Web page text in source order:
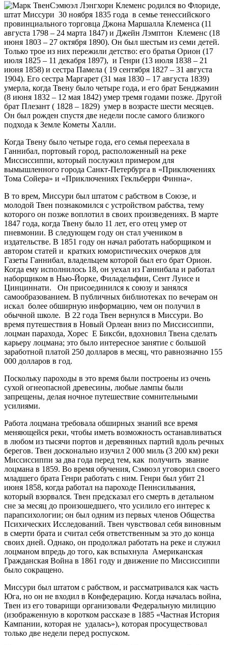
Сэмюэл Лэнгхорн Клеменс родился во Флориде,
штат Миссури 30 ноября 1835 года в семье тенессийского
провинциального торговца Джона Маршалла Клеменса (11
августа 1798 – 24 марта 1847) и Джейн Лэмптон Клеменс (18
июня 1803 – 27 октября 1890). Он был шестым из семи детей.
Только трое из них пережили детство: его братья Орион (17
июля 1825 – 11 декабря 1897), и Генри (13 июля 1838 – 21
июня 1858) и сестра Памела ( 19 сентября 1827 – 31 августа
1904). Его сестра Маргарет (31 мая 1830 – 17 августа 1839)
умерла, когда Твену было четыре года, и его брат Бенджамин
(8 июня 1832 – 12 мая 1842) умер тремя годами позже. Другой
брат Плезант ( 1828 – 1829) умер в возрасте шести месяцев.
Он был рожден спустя две недели после самого близкого
подхода к Земле Кометы Халли.
Когда Твену было четыре года, его семья переехала в
Ганнибал, портовый город, расположенный на реке
Миссиссиппи, который послужил примером для
вымышленного города Санкт-Петербурга в «Приключениях
Тома Сойера» и «Приключениях Гекльберри Финна».
В то врем, Миссури был штатом с рабством в Союзе, и
молодой Твен познакомился с устройством рабства, тему
которого он позже воплотил в своих произведениях. В марте
1847 года, когда Твену было 11 лет, его отец умер от
пневмонии. В следующем году он стал учеником в
издательстве. В 1851 году он начал работать наборщиком и
автором статей и кратких юмористических очерков для
Газеты Ганнибал, владельцем которой был его брат Орион.
Когда ему исполнилось 18, он уехал из Ганнибала и работал
наборщиком в Нью-Йорке, Филадельфии, Сент Луисе и
Цинциннати. Он присоединился к союзу и занялся
самообразованием. В публичных библиотеках по вечерам он
искал более обширную информацию, чем он получил в
обычной школе. В 22 года Твен вернулся в Миссури. Во
время путешествия в Новый Орлеан вниз по Миссиссиппи,
лоцман парахода, Хорес Е Биксби, вдохновил Твена сделать
карьеру лоцмана; это было интересное занятие с большой
заработной платой 250 долларов в месяц, что равнозначно 155
000 долларов в год.
Поскольку пароходы в это время были построены из очень
сухой огнеопасной древесины, любые лампы были
запрещены, делая ночное путешествие сомнительными
усилиями.
Работа лоцмана требовала обширных знаний все время
меняющейся реки, чтобы иметь возможность останавливаться
в любом из тысячи портов и деревянных партий вдоль речных
берегов. Твен досконально изучил 2 000 миль (3 200 км) реки
Миссиссиппи за два года перед тем, как получить звание
лоцмана в 1859. Во время обучения, Сэмюэл уговорил своего
младшего брата Генри работать с ним. Генри был убит 21
июня 1858, когда работал на пароходе Пеннсильвания,
который взорвался. Твен предсказал его смерть в детальном
сне за месяц до произошедшего, что усилило его интерес к
парапсихологии; он был одним из первых членов Общества
Психических Исследований. Твен чувствовал себя виновным
в смерти брата и считал себя ответственным за это до конца
своих дней. Однако, он продолжал работать на реке и служил
лоцманом впредь до того, как вспыхнула Американская
Гражданская Война в 1861 году и движение по Миссиссиппи
было сокращено.
Миссури был штатом с рабством, и рассматривался как часть
Юга, но он не входил в Конфедерацию. Когда началась война,
Твен из его товарищи организовали Федеральную милицию
(изображенную в коротком рассказе в 1885 «Частная История
Кампании, которая не удалась»), которая просуществовал
только две недели перед роспуском.